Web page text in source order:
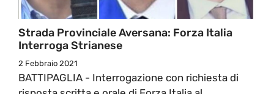
Strada Provinciale Aversana: Forza Italia
Interroga Strianese
2 Febbraio 2021
BATTIPAGLIA - Interrogazione con richiesta di